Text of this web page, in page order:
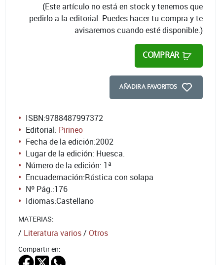
(Este artículo no está en stock y tenemos que
pedirlo a la editorial. Puedes hacer tu compra y te
avisaremos cuando esté disponible.)
COMPRAR
AÑADIR A FAVORITOS
ISBN:9788487997372
Editorial: Pirineo
Fecha de la edición:2002
Lugar de la edición: Huesca.
Número de la edición: 1ª
Encuadernación:Rústica con solapa
Nº Pág.:176
Idiomas:Castellano
MATERIAS:
/ Literatura varios/ Otros
Compartir en: